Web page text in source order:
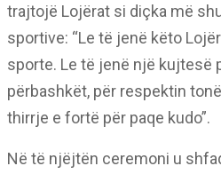
trajtojë Lojërat si diçka më
sportive: “Le të jenë këto
sporte. Le të jenë një kujtesë
përbashkët, për respektin
thirrje e fortë për paqe kudo”.
Në të njëjtën ceremoni u